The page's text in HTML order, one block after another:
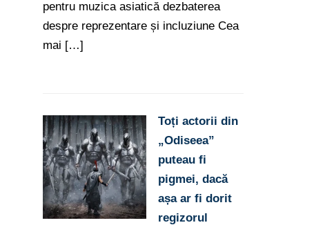
pentru muzica asiatică dezbaterea
despre reprezentare și incluziune Cea
mai […]
Toți actorii din
„Odiseea”
puteau fi
pigmei, dacă
așa ar fi dorit
regizorul